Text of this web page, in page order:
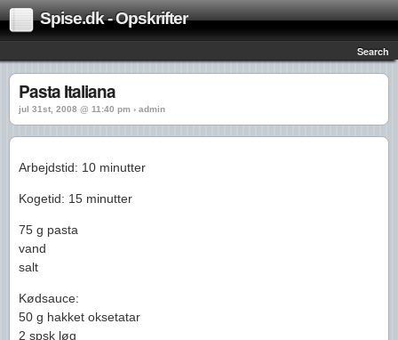
Spise.dk - Opskrifter
Search
Pasta Italiana
jul 31st, 2008 @ 11:40 pm › admin
Arbejdstid: 10 minutter
Kogetid: 15 minutter
75 g pasta
vand
salt
Kødsauce:
50 g hakket oksetatar
2 spsk løg